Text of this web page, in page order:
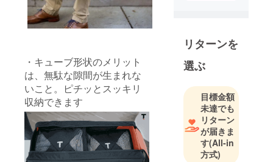
・キューブ形状のメリット
は、無駄な隙間が生まれな
いこと。ピチッとスッキリ
収納できます
プロジェク
ト企画及び
海外事業社
のサポート
実施に成功
している。
オリジナル
商品「コア
リターンを
選ぶ
目標金額
未達でも
リターン
が届きま
す(All-in
方式)